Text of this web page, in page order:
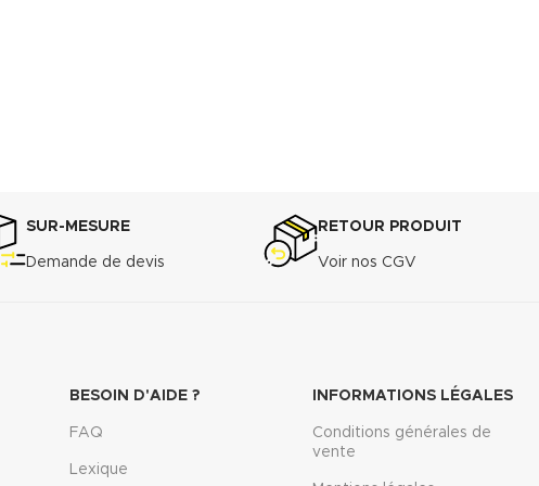
SUR-MESURE
Demande de devis
RETOUR PRODUIT
Voir nos CGV
BESOIN D'AIDE ?
FAQ
Lexique
INFORMATIONS LÉGALES
Conditions générales de
vente